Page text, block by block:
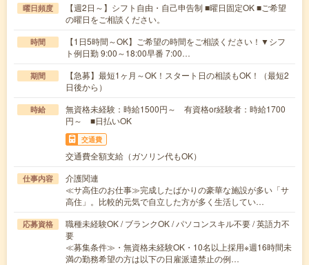
曜日頻度
【週2日～】シフト自由・自己申告制 ■曜日固定OK ■ご希望
の曜日をご相談ください。
時間
【1日5時間～OK】ご希望の時間をご相談ください！▼シフ
ト例日勤 9:00～18:00早番 7:00…
期間
【急募】最短1ヶ月～OK！スタート日の相談もOK！（最短2
日後から）
時給
無資格未経験：時給1500円～ 有資格or経験者：時給1700
円～ ■日払いOK
交通費
交通費全額支給（ガソリン代もOK）
仕事内容
介護関連
≪サ高住のお仕事≫完成したばかりの豪華な施設が多い「サ
高住」。比較的元気で自立した方が多く生活してい…
応募資格
職種未経験OK / ブランクOK / パソコンスキル不要 / 英語力不
要
≪募集条件≫・無資格未経験OK・10名以上採用※週16時間未
満の勤務希望の方は以下の日雇派遣禁止の例…